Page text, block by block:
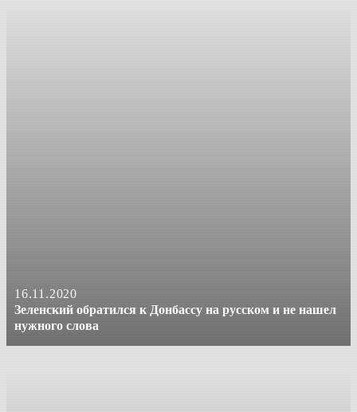
16.11.2020
Зеленский обратился к Донбассу на русском и не нашел
нужного слова